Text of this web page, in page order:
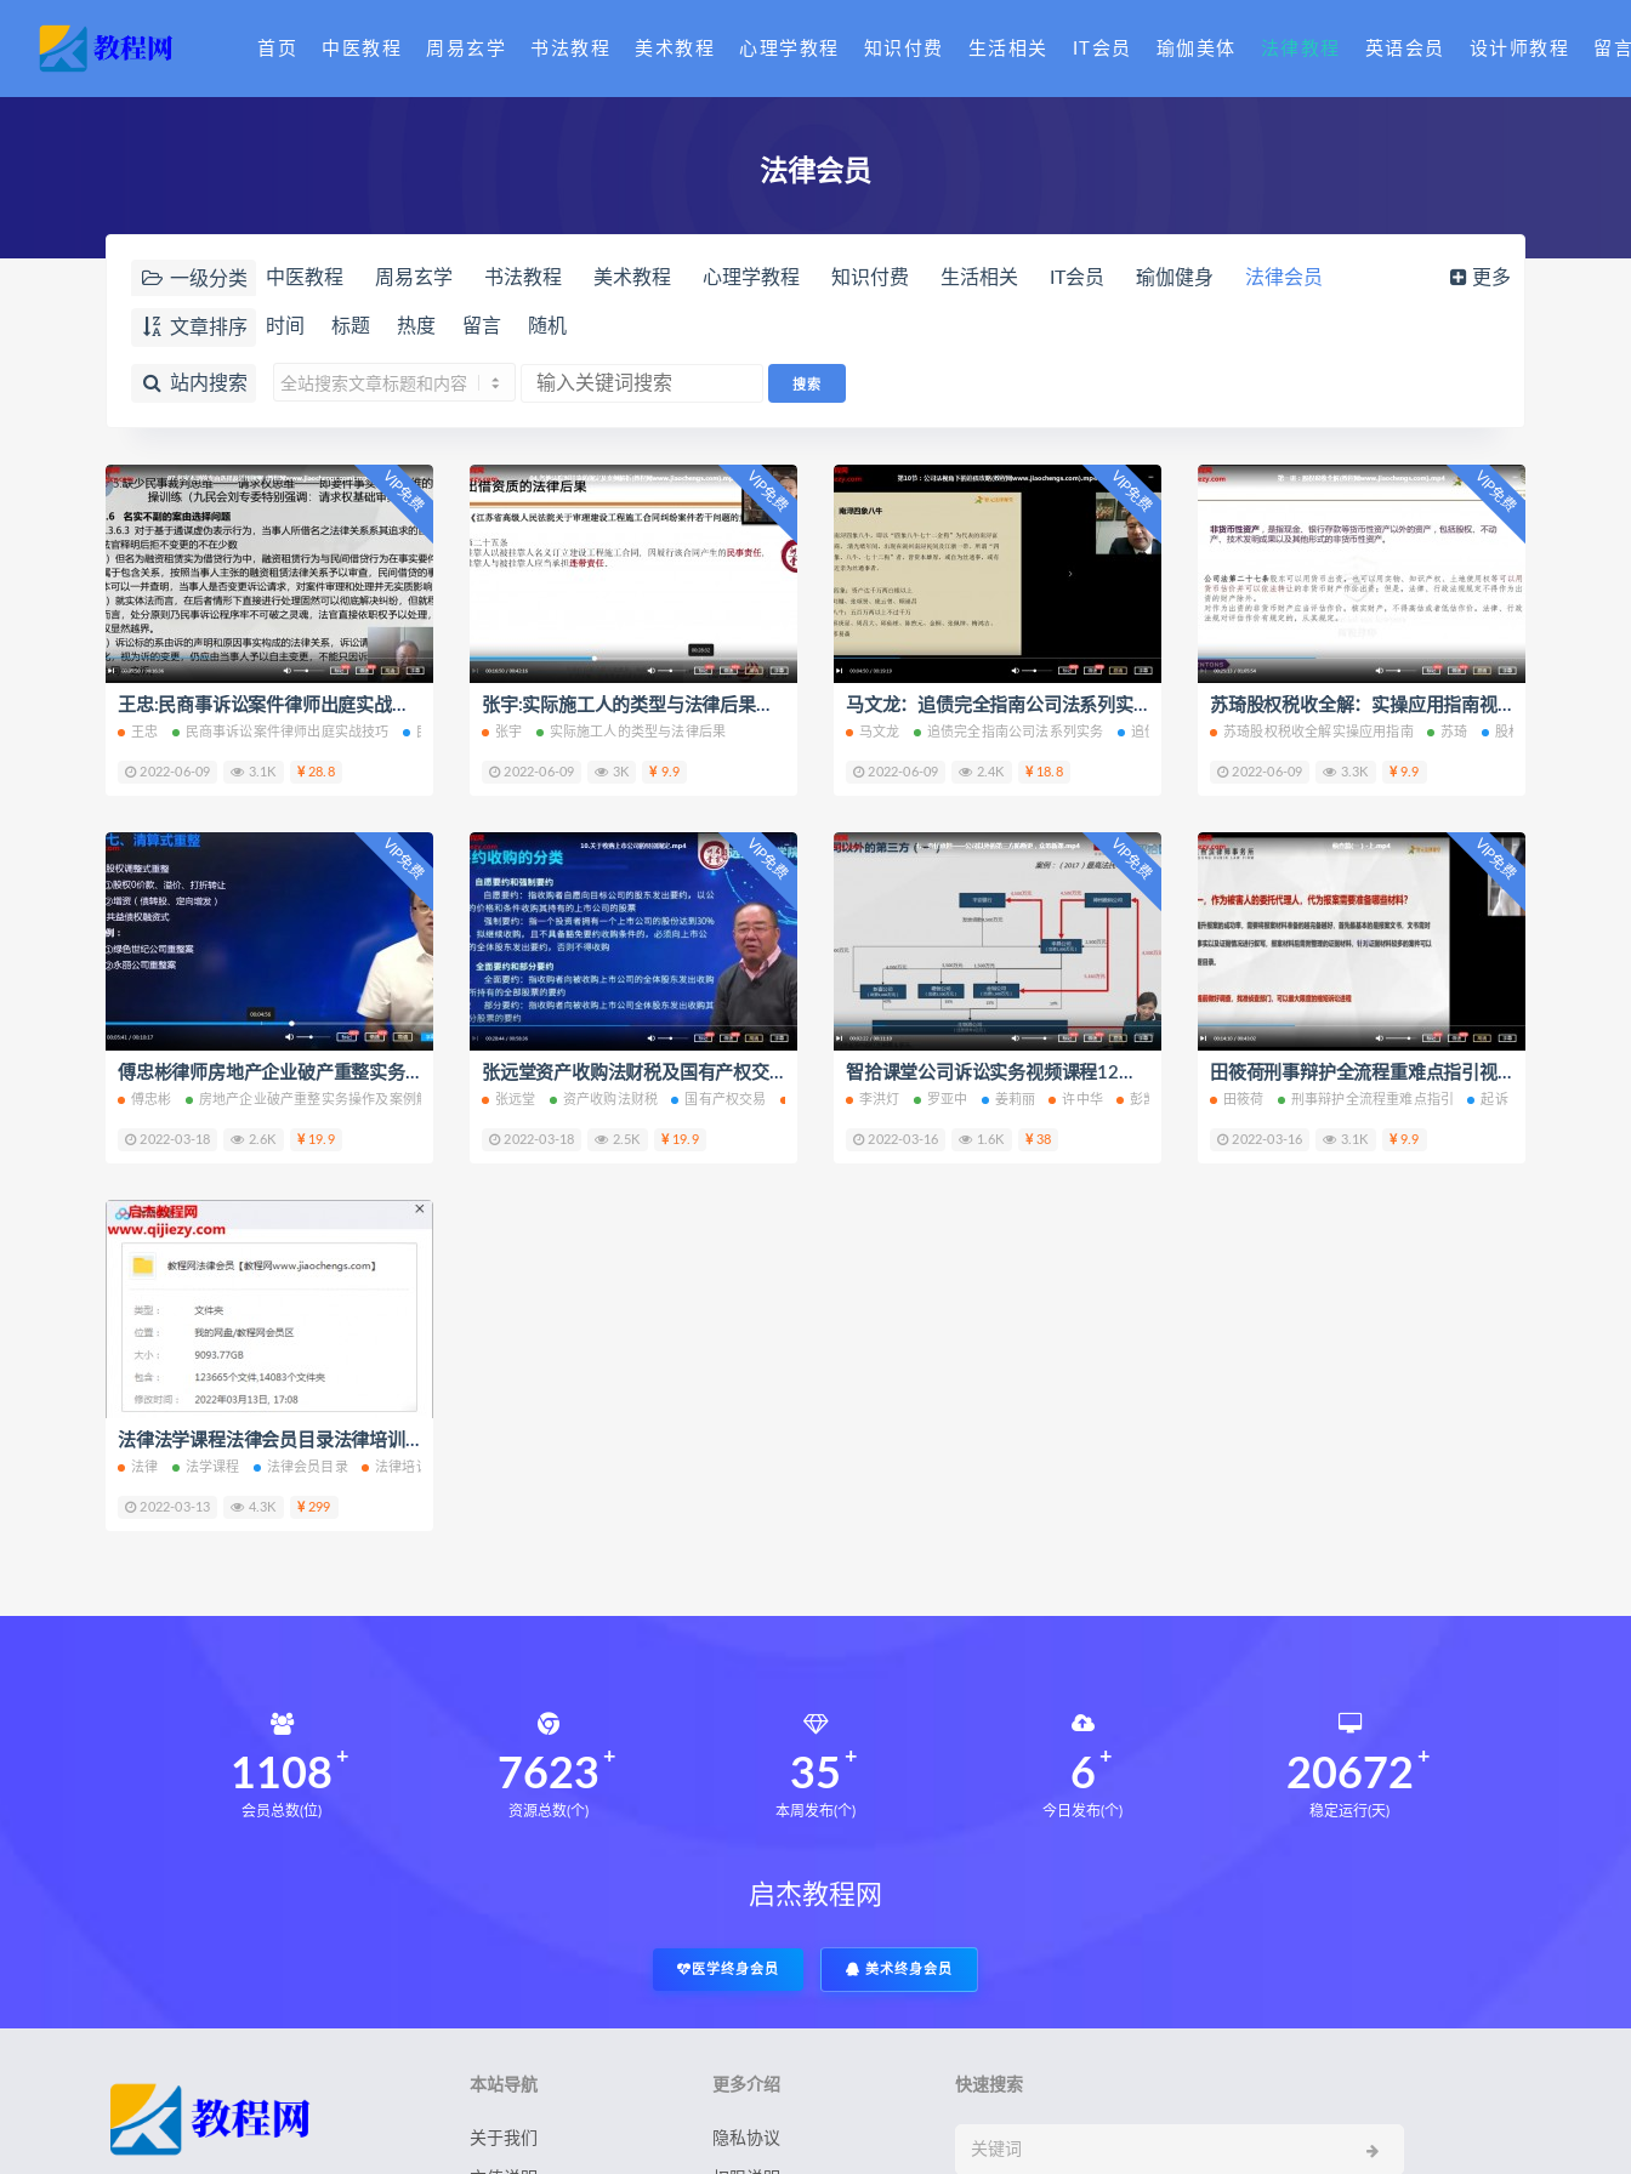
首页 中医教程 周易玄学 书法教程 美术教程 心理学教程 知识付费 生活相关 IT会员 瑜伽美体 法律教程 英语会员 设计师教程 留
法律会员
一级分类 中医教程 周易玄学 书法教程 美术教程 心理学教程 知识付费 生活相关 IT会员 瑜伽健身
法律会员
英语会员
设计师教程 网赚运营
更多
文章排序 时间 标题 热度 留言 随机
站内搜索
VIP免费
王忠:民商事诉讼案件律师出庭实战技巧26年审判专家倾囊相授视频课程30集百度云网盘下载学习
王忠 民商事诉讼案件律师出庭实战技巧 民商事诉讼案件
2022-06-09 3.1K 28.8
VIP免费
张宇:实际施工人的类型与法律后果视频课程4集百度云网盘下载学习
张宇 实际施工人的类型与法律后果
2022-06-09 3K 9.9
VIP免费
马文龙：追债完全指南公司法系列实务视频课程13集百度云网盘下载学习
马文龙 追债完全指南公司法系列实务 追债完全指南
2022-06-09 2.4K 18.8
VIP免费
苏琦股权税收全解：实操应用指南视频课程5集1pdf课件百度云网盘下载学习
苏琦股权税收全解实操应用指南 苏琦 股权税收
2022-06-09 3.3K 9.9
VIP免费
傅忠彬律师房地产企业破产重整实务操作及案例解析视频课程9集百度云网盘下载学习
傅忠彬 房地产企业破产重整实务操作及案例解析 房地产企业破产
2022-03-18 2.6K 19.9
VIP免费
张远堂资产收购法财税及国有产权交易和上市公司并购重组的特别规定视频课程10集百度云网盘下载学习
张远堂 资产收购法财税 国有产权交易 上市公司并购重组的特别规定
2022-03-18 2.5K 19.9
VIP免费
智拾课堂公司诉讼实务视频课程12讲股东资格确认公司关联交易损害责任纠纷百度云网盘下载学习
李洪灯 罗亚中 姜莉丽 许中华 彭凯 周晨黠 李晨 陈婷婷 智拾课堂 公司诉讼实务
2022-03-16 1.6K 38
VIP免费
田筱荷刑事辩护全流程重难点指引视频课程5集百度云网盘下载学习
​田筱荷 刑事辩护全流程重难点指引 起诉
2022-03-16 3.1K 9.9
法律法学课程法律会员目录法律培训课程法律名家讲座法律法规资料百度云网盘下载学习
法律 法学课程 法律会员目录 法律培训课程
2022-03-13 4.3K 299
1108
会员总数(位)
7623
资源总数(个)
35
本周发布(个)
6
今日发布(个)
20672
稳定运行(天)
启杰教程网
医学终身会员 美术终身会员
本站导航
关于我们
更多介绍
隐私协议
快速搜索